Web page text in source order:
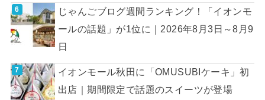
じゃんごブログ週間ランキング！「イオンモ
ールの話題」が1位に｜2026年8月3日～8月9
日
イオンモール秋田に「OMUSUBIケーキ」初
出店｜期間限定で話題のスイーツが登場